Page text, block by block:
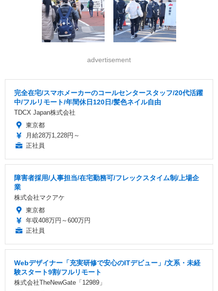
advertisement
完全在宅/スマホメーカーのコールセンタースタッフ/20代活躍
中/フルリモート/年間休日120日/髪色ネイル自由
TDCX Japan株式会社
東京都
月給28万1,228円～
正社員
障害者採用/人事担当/在宅勤務可/フレックスタイム制/上場企
業
株式会社マクアケ
東京都
年収408万円～600万円
正社員
Webデザイナー「充実研修で安心のITデビュー」/文系・未経
験スタート9割/フルリモート
株式会社TheNewGate「12989」